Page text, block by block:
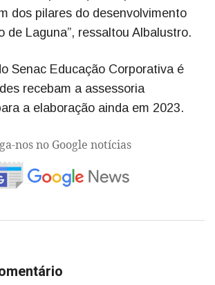
dos pilares do desenvolvimento
de Laguna”, ressaltou Albalustro.
Senac Educação Corporativa é
recebam a assessoria
a elaboração ainda em 2023.
nos no Google notícias